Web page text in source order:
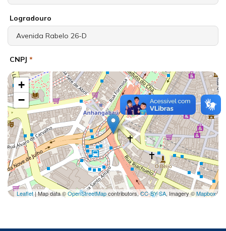
Logradouro
CNPJ *
+
−
Leaflet| Map data ©OpenStreetMapcontributors,CC-BY-SA, Imagery ©Mapbox